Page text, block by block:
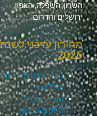
השרון, השפלה, הצפון,
ירושלים והדרום.
מחירון עדכני לשנת
2026
ניקיון דירת חדר
מ-₪400
ניקיון דירת 2 חדרים
החל מ-₪800